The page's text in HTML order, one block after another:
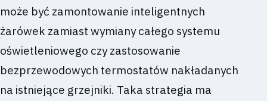
może być zamontowanie inteligentnych
żarówek zamiast wymiany całego systemu
oświetleniowego czy zastosowanie
bezprzewodowych termostatów nakładanych
na istniejące grzejniki. Taka strategia ma